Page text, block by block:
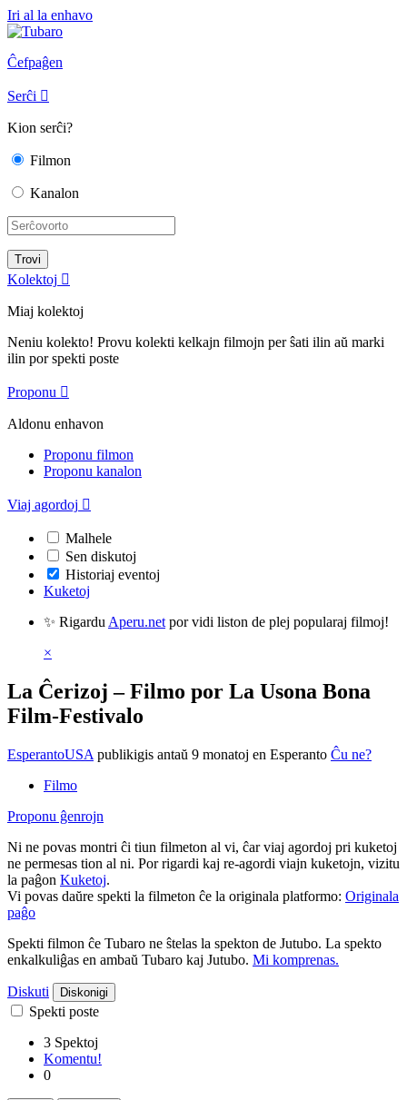
Iri al la enhavo
Ĉefpaĝen
Serĉi 
Kion serĉi?
Filmon
Kanalon
Kolektoj 
Miaj kolektoj
Neniu kolekto! Provu kolekti kelkajn filmojn per ŝati ilin aŭ marki
ilin por spekti poste
Proponu 
Aldonu enhavon
Proponu filmon
Proponu kanalon
Viaj agordoj 
Malhele
Sen diskutoj
Historiaj eventoj
Kuketoj
✨ Rigardu Aperu.net por vidi liston de plej popularaj filmoj!
×
La Ĉerizoj – Filmo por La Usona Bona
Film-Festivalo
EsperantoUSA publikigis antaŭ 9 monatoj en Esperanto Ĉu ne?
Filmo
Proponu ĝenrojn
Ni ne povas montri ĉi tiun filmeton al vi, ĉar viaj agordoj pri kuketoj
ne permesas tion al ni. Por rigardi kaj re-agordi viajn kuketojn, vizitu
la paĝon Kuketoj.
Vi povas daŭre spekti la filmeton ĉe la originala platformo: Originala
paĝo
Spekti filmon ĉe Tubaro ne ŝtelas la spekton de Jutubo. La spekto
enkalkuliĝas en ambaŭ Tubaro kaj Jutubo. Mi komprenas.
Diskuti Diskonigi
Spekti poste
3 Spektoj
Komentu!
0